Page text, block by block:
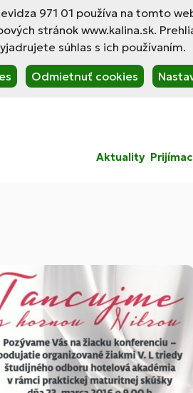
971 01 používa na tomto
stránok www.kalina.sk.
súhlas s ich používaním.
Odmietnuť cookies
Aktuality